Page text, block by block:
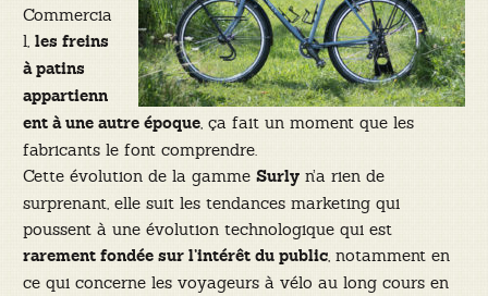
Commercia
l, les freins
à patins
appartienn
ent à une autre époque, ça fait un moment que les
fabricants le font comprendre.
Cette évolution de la gamme Surlyn’a rien de
surprenant, elle suit les tendances marketing qui
poussent à une évolution technologique qui est
rarement fondée sur l’intérêt du public, notamment en
ce qui concerne les voyageurs à vélo au long cours en